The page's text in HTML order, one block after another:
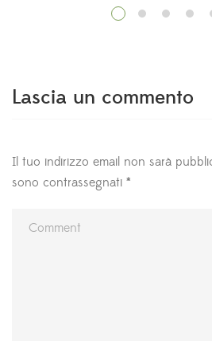
Lascia un commento
Il tuo indirizzo email non sarà
sono contrassegnati *